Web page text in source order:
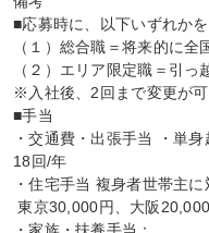
■応募時に、以下いずれか
（１）総合職＝将来的に全
（２）エリア限定職＝引っ
※入社後、2回まで変更が可
■手当
・交通費・出張手当 ・単
18回/年
・住宅手当 複身者世帯主
東京30,000円、大阪20,000円、その他10,000円/月